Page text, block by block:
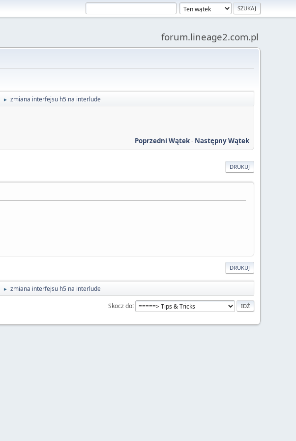
forum.lineage2.com.pl
► zmiana interfejsu h5 na interlude
Poprzedni Wątek- Następny Wątek
DRUKUJ
DRUKUJ
► zmiana interfejsu h5 na interlude
Skocz do